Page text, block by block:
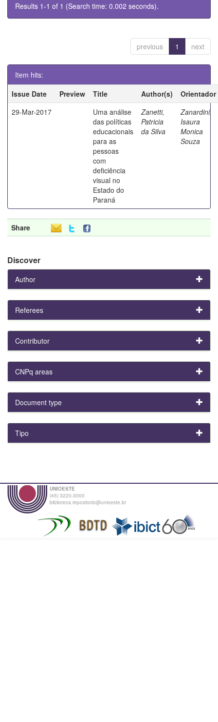
Results 1-1 of 1 (Search time: 0.002 seconds).
previous 1 next
Item hits:
Issue Date
Preview Title Author(s)
Orientador
29-Mar-2017
Uma análise
das políticas
educacionais
para as
pessoas
com
deficiência
visual no
Estado do
Paraná
Zanetti,
Patricia
da Silva
Zanardini,
Isaura
Monica
Souza
Share
Discover
Author
Referees
Contributor
CNPq areas
Document type
Tipo
UNIOESTE
(45) 3220-3000
biblioteca.repositorio@unioeste.br